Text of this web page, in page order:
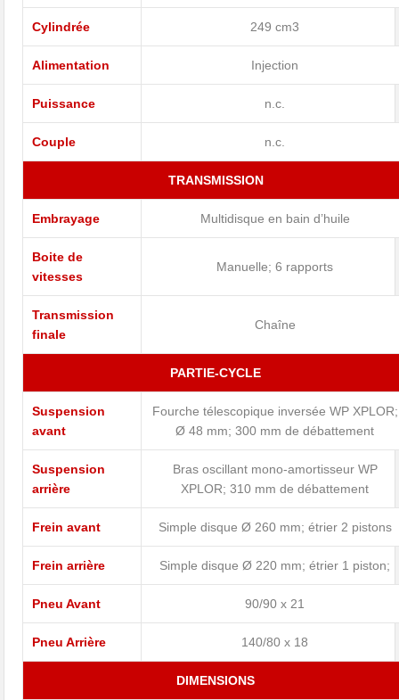
Cylindrée 249 cm3
Alimentation Injection
Puissance n.c.
Couple n.c.
TRANSMISSION
Embrayage Multidisque en bain d’huile
Boite de
vitesses
Manuelle; 6 rapports
Transmission
finale
Chaîne
PARTIE-CYCLE
Suspension
avant
Fourche télescopique inversée WP XPLOR;
Ø 48 mm; 300 mm de débattement
Suspension
arrière
Bras oscillant mono-amortisseur WP
XPLOR; 310 mm de débattement
Frein avant Simple disque Ø 260 mm; étrier 2 pistons
Frein arrière Simple disque Ø 220 mm; étrier 1 piston;
Pneu Avant 90/90 x 21
Pneu Arrière 140/80 x 18
DIMENSIONS